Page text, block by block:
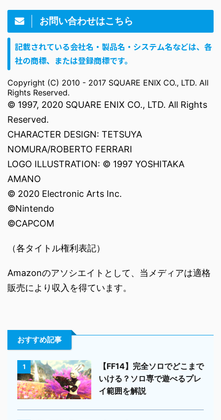
お問い合わせはこちら
記載されている会社名・製品名・システム名などは、各
社の商標、または登録商標です。
Copyright (C) 2010 - 2017 SQUARE ENIX CO., LTD. All
Rights Reserved.
© 1997, 2020 SQUARE ENIX CO., LTD. All Rights
Reserved.
CHARACTER DESIGN: TETSUYA
NOMURA/ROBERTO FERRARI
LOGO ILLUSTRATION: © 1997 YOSHITAKA
AMANO
© 2020 Electronic Arts Inc.
©Nintendo
©CAPCOM
（各タイトル権利表記）
Amazonのアソシエイトとして、当メディアは適格
販売により収入を得ています。
おすすめ記事
1
【FF14】完全ソロでどこまで
いける？ソロ専で遊べるプレ
イ範囲を解説